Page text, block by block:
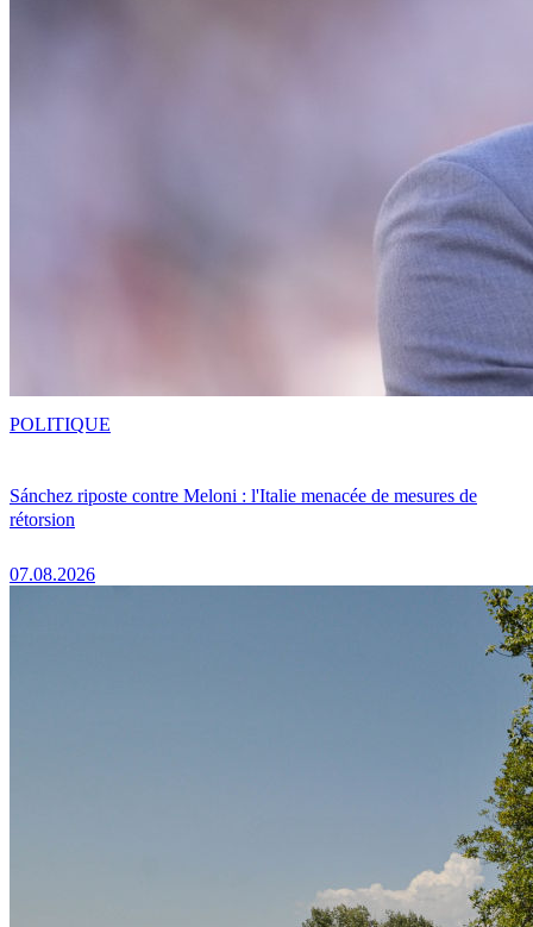
Sánchez riposte contre Meloni : l'Italie menacée de mesures de
rétorsion
07.08.2026
POLITIQUE